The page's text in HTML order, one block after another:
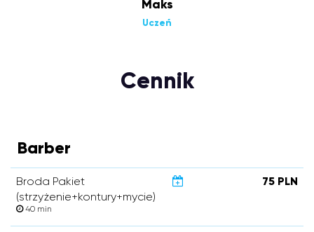
Maks
Uczeń
Cennik
Barber
Broda Pakiet
(strzyżenie+kontury+mycie)
40 min
75 PLN